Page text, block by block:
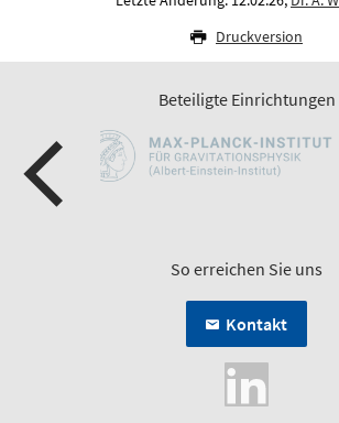
Druckversion
Beteiligte Einrichtungen
So erreichen Sie uns
Kontakt